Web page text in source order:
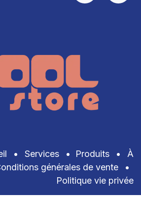
• Services • Produits •
À
générales de vente
•
Politique vie privée